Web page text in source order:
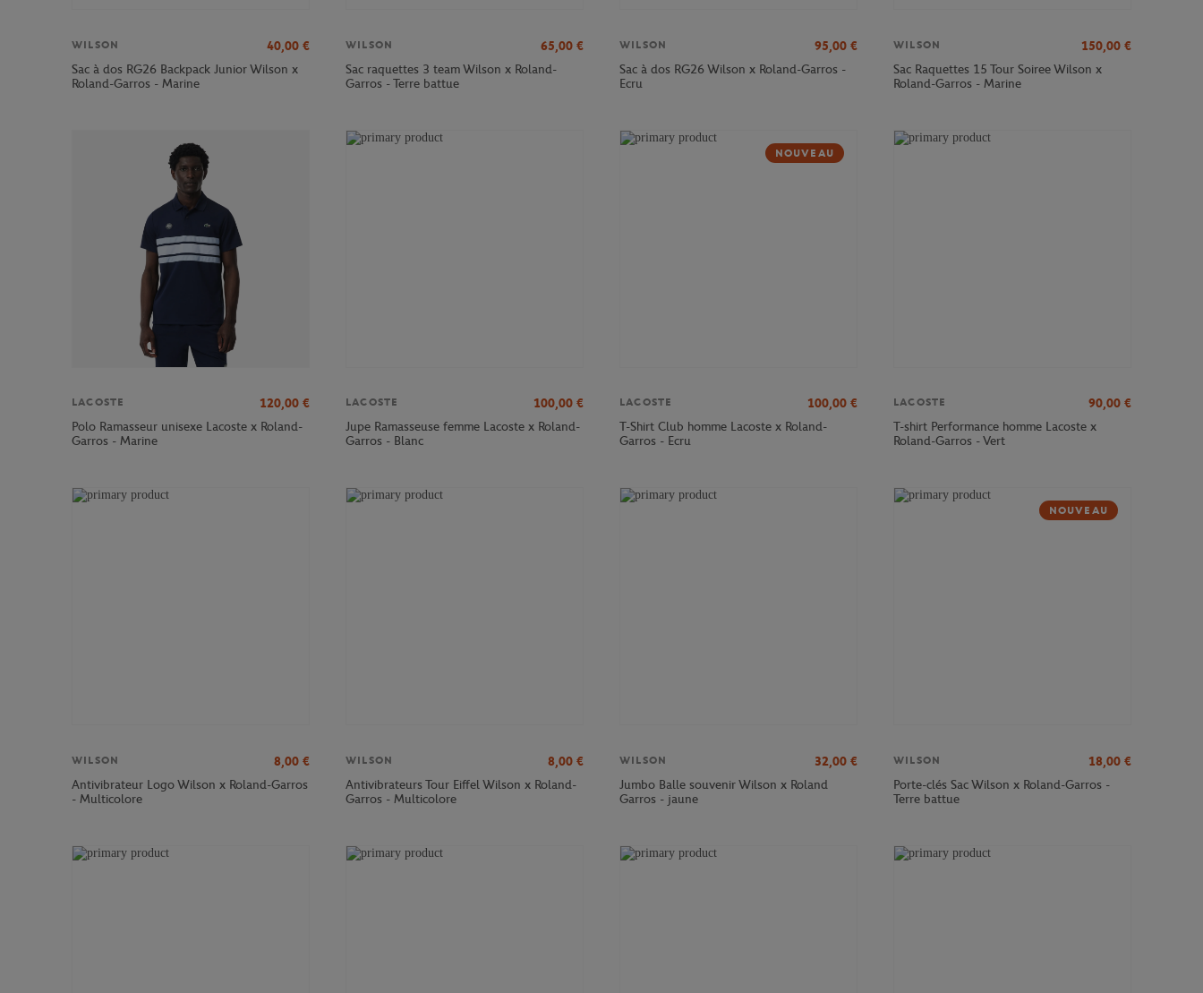
WILSON 40,00 €
Sac à dos RG26 Backpack Junior Wilson x
Roland-Garros - Marine
WILSON 65,00 €
Sac raquettes 3 team Wilson x Roland-
Garros - Terre battue
WILSON 95,00 €
Sac à dos RG26 Wilson x Roland-Garros -
Ecru
WILSON 150,00 €
Sac Raquettes 15 Tour Soiree Wilson x
Roland-Garros - Marine
LACOSTE 120,00 €
Polo Ramasseur unisexe Lacoste x Roland-
Garros - Marine
LACOSTE 100,00 €
Jupe Ramasseuse femme Lacoste x Roland-
Garros - Blanc
NOUVEAU
LACOSTE 100,00 €
T-Shirt Club homme Lacoste x Roland-
Garros - Ecru
LACOSTE 90,00 €
T-shirt Performance homme Lacoste x
Roland-Garros - Vert
WILSON 8,00 €
Antivibrateur Logo Wilson x Roland-Garros
- Multicolore
WILSON 8,00 €
Antivibrateurs Tour Eiffel Wilson x Roland-
Garros - Multicolore
WILSON 32,00 €
Jumbo Balle souvenir Wilson x Roland
Garros - jaune
NOUVEAU
WILSON 18,00 €
Porte-clés Sac Wilson x Roland-Garros -
Terre battue